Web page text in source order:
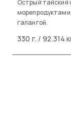
Острый тайский
галангой.
330 г. / 92.314